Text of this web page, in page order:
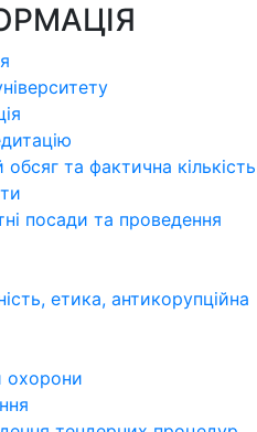
обсяг та фактична кількість
посади та проведення
етика, антикорупційна
охорони